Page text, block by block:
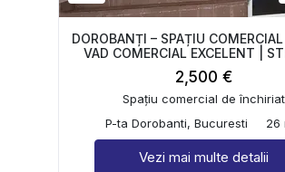
DOROBANȚI – SPAȚIU COMERCIAL
VAD COMERCIAL EXCELENT |
2,500 €
Spațiu comercial de închiriat
P-ta Dorobanti, Bucuresti
26
Vezi mai multe detalii